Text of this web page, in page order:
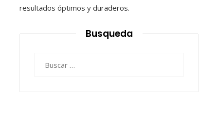
resultados óptimos y duraderos.
Busqueda